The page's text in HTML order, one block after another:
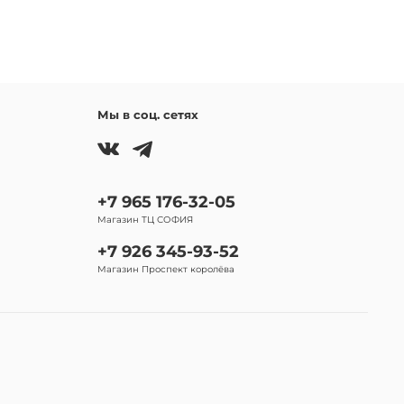
Мы в соц. сетях
+7 965 176-32-05
Магазин ТЦ СОФИЯ
+7 926 345-93-52
Магазин Проспект королёва